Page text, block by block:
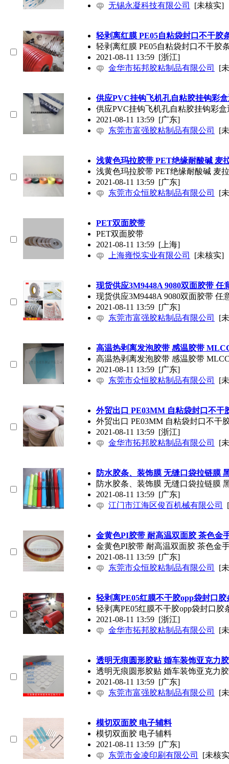
无锡永凝科技有限公司
[未核实]
轻剥离红膜 PE05自粘袋封口不干胶
轻剥离红膜 PE05自粘袋封口不干胶
2021-08-11 13:59 [浙江]
金华市拓邦胶粘制品有限公司
[
供应PVC挂钩飞机孔自粘胶挂钩彩
供应PVC挂钩飞机孔自粘胶挂钩彩
2021-08-11 13:59 [广东]
东莞市富强胶粘制品有限公司
[
浅黄色玛拉胶带 PET绝缘耐酸碱 麦
浅黄色玛拉胶带 PET绝缘耐酸碱 麦
2021-08-11 13:59 [广东]
东莞市众恒胶粘制品有限公司
[
PET双面胶带
PET双面胶带
2021-08-11 13:59 [上海]
上海雍悦实业有限公司
[未核实]
现货供应3M9448A 9080双面胶带 任
现货供应3M9448A 9080双面胶带 任
2021-08-11 13:59 [广东]
东莞市富强胶粘制品有限公司
[
高温热剥离发泡胶带 感温胶带
高温热剥离发泡胶带 感温胶带
2021-08-11 13:59 [广东]
东莞市众恒胶粘制品有限公司
[
外贸出口 PE03MM 自粘袋封口不干
外贸出口 PE03MM 自粘袋封口不干
2021-08-11 13:59 [浙江]
金华市拓邦胶粘制品有限公司
[
防水胶条、装饰膜 无缝口袋拉链膜
防水胶条、装饰膜 无缝口袋拉链膜
2021-08-11 13:59 [广东]
江门市江海区俊百机械有限公司
金黄色PI胶带 耐高温双面胶 茶色金
金黄色PI胶带 耐高温双面胶 茶色金
2021-08-11 13:59 [广东]
东莞市众恒胶粘制品有限公司
[
轻剥离PE05红膜不干胶opp袋封口胶
轻剥离PE05红膜不干胶opp袋封口胶
2021-08-11 13:59 [浙江]
金华市拓邦胶粘制品有限公司
[
透明无痕圆形胶贴 婚车装饰亚克力
透明无痕圆形胶贴 婚车装饰亚克力
2021-08-11 13:59 [广东]
东莞市富强胶粘制品有限公司
[
模切双面胶 电子辅料
模切双面胶 电子辅料
2021-08-11 13:59 [广东]
东莞市金凌印刷有限公司
[未核